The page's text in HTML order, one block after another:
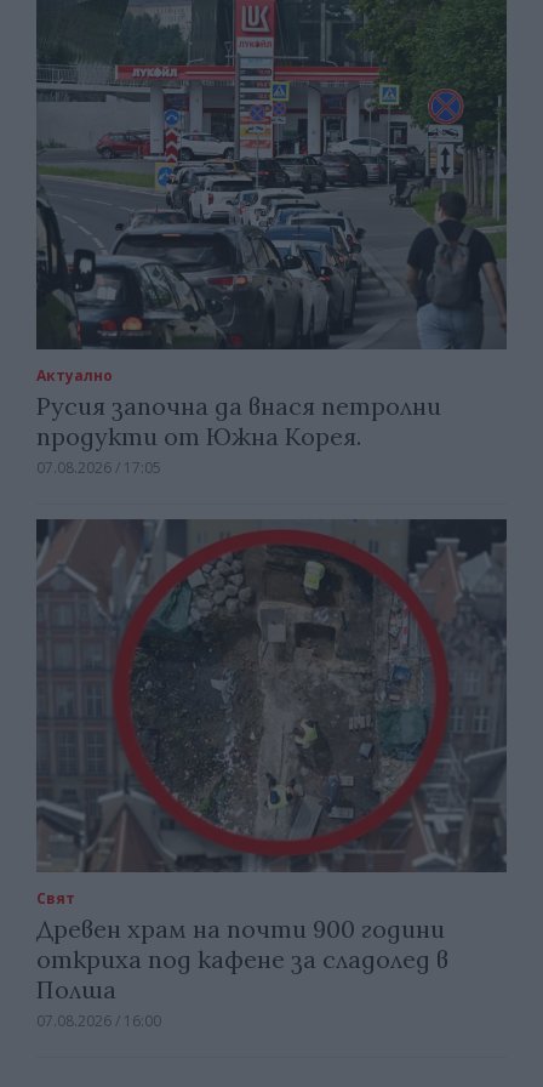
Актуално
Русия започна да внася петролни
продукти от Южна Корея.
07.08.2026 / 17:05
Свят
Древен храм на почти 900 години
откриха под кафене за сладолед в
Полша
07.08.2026 / 16:00